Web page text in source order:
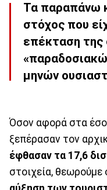
Τα παραπάνω
στόχος που
επέκταση της
μηνών
Όσον αφορά στα
ξεπέρασαν τον
έφθασαν τα 17,6
στοιχεία, θεωρούμε